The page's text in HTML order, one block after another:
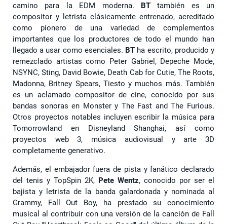
camino para la EDM moderna. BTtambién es un
compositor y letrista clásicamente entrenado, acreditado
como pionero de una variedad de complementos
importantes que los productores de todo el mundo han
llegado a usar como esenciales. BT ha escrito, producido y
remezclado artistas como Peter Gabriel, Depeche Mode,
NSYNC, Sting, David Bowie, Death Cab for Cutie, The Roots,
Madonna, Britney Spears, Tiesto y muchos más. También
es un aclamado compositor de cine, conocido por sus
bandas sonoras en Monster y The Fast and The Furious.
Otros proyectos notables incluyen escribir la música para
Tomorrowland en Disneyland Shanghai, así como
proyectos web 3, música audiovisual y arte 3D
completamente generativo.
Además, el embajador fuera de pista y fanático declarado
del tenis y TopSpin 2K, Pete Wentz, conocido por ser el
bajista y letrista de la banda galardonada y nominada al
Grammy, Fall Out Boy, ha prestado su conocimiento
musical al contribuir con una versión de la canción de Fall